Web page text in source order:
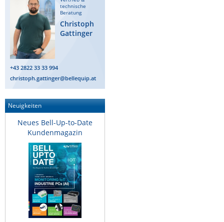
technische
Beratung
Christoph
Gattinger
+43 2822 33 33 994
christoph.gattinger@bellequip.at
Neuigkeiten
Neues Bell-Up-to-Date
Kundenmagazin